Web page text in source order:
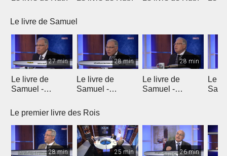
Le livre de Samuel
27 min
Le livre de
Samuel -
28 min
Le livre de
Samuel -
28 min
Le livre de
Samuel -
Le
Le premier livre des Rois
28 min 25 min 26 min